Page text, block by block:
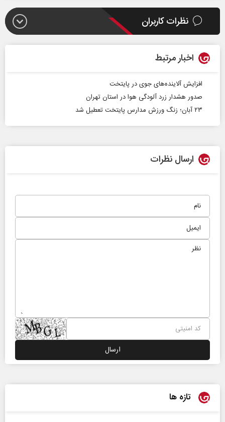
نظرات کاربران
اخبار مرتبط
افزایش آلاینده‌های جوی در پایتخت
صدور هشدار زرد آلودگی هوا در استان‌ تهران
۲۳ آبان؛ زنگ ورزش مدارس پایتخت تعطیل شد
ارسال نظرات
تازه ها